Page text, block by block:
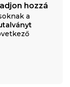
hozzá
a